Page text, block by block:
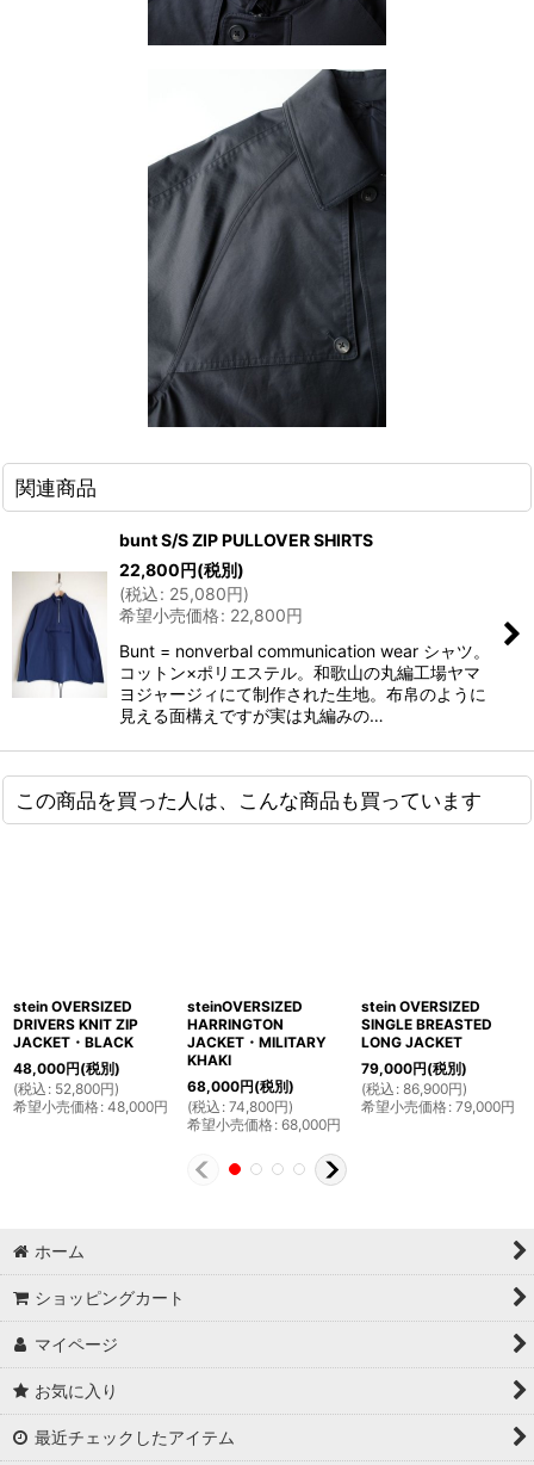
関連商品
bunt S/S ZIP PULLOVER SHIRTS
22,800円(税別)
(税込: 25,080円)
希望小売価格: 22,800円
Bunt = nonverbal communication wear シャツ。
コットン×ポリエステル。和歌山の丸編工場ヤマ
ヨジャージィにて制作された生地。布帛のように
見える面構えですが実は丸編みの…
この商品を買った人は、こんな商品も買っています
stein OVERSIZED
DRIVERS KNIT ZIP
JACKET・BLACK
48,000円(税別)
(税込 : 52,800円)
希望小売価格: 48,000円
steinOVERSIZED
HARRINGTON
JACKET・MILITARY
KHAKI
68,000円(税別)
(税込 : 74,800円)
希望小売価格: 68,000円
stein OVERSIZED
SINGLE BREASTED
LONG JACKET
79,000円(税別)
(税込 : 86,900円)
希望小売価格: 79,000円
ホーム
ショッピングカート
マイページ
お気に入り
最近チェックしたアイテム